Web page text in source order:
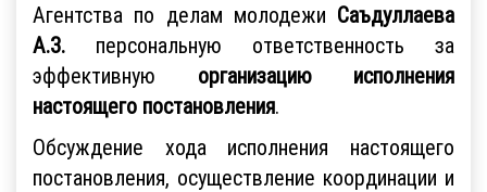
Агентства по делам молодежи Саъдуллаева
А.З. персональную ответственность за
эффективную организацию исполнения
настоящего постановления.
Обсуждение хода исполнения настоящего
постановления, осуществление координации и